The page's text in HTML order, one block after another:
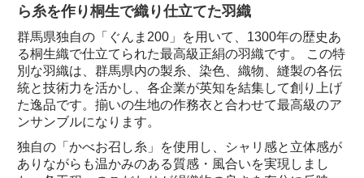
ら糸を作り桐生で織り仕立てた羽織
群馬県独自の「ぐんま200」を用いて、1300年の歴史あ
る桐生織で仕立てられた最高級正絹の羽織です。 この特
別な羽織は、群馬県内の製糸、染色、織物、縫製の各伝
統と技術力を活かし、各企業が英知を結集して創り上げ
た逸品です。揃いの生地の作務衣と合わせて最高級のア
ンサンブルになります。
独自の「かべお召し糸」を使用し、シャリ感と立体感が
ありながらも温かみのある質感・風合いを実現しまし